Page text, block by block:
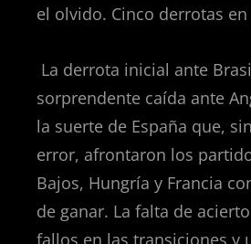
el olvido. Cinco derrotas
La derrota inicial ante
sorprendente caída ante
la suerte de España que,
error, afrontaron los
Bajos, Hungría y Francia
de ganar. La falta de
fallos en las transiciones y